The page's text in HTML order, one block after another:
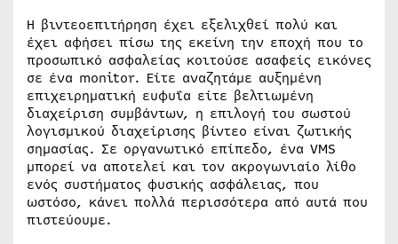
Η βιντεοεπιτήρηση έχει εξελιχθεί πολύ και
έχει αφήσει πίσω της εκείνη την εποχή που το
προσωπικό ασφαλείας κοιτούσε ασαφείς εικόνες
σε ένα monitor. Είτε αναζητάμε αυξημένη
επιχειρηματική ευφυΐα είτε βελτιωμένη
διαχείριση συμβάντων, η επιλογή του σωστού
λογισμικού διαχείρισης βίντεο είναι ζωτικής
σημασίας. Σε οργανωτικό επίπεδο, ένα VMS
μπορεί να αποτελεί και τον ακρογωνιαίο λίθο
ενός συστήματος φυσικής ασφάλειας, που
ωστόσο, κάνει πολλά περισσότερα από αυτά που
πιστεύουμε.